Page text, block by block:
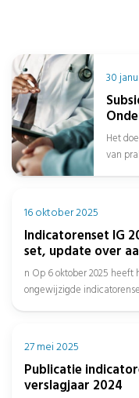
30
Het
van
16 oktober 2025
Indicatorenset IG
set, update over
n Op 6 oktober 2025
ongewijzigde
27 mei 2025
Publicatie
verslagjaar 2024